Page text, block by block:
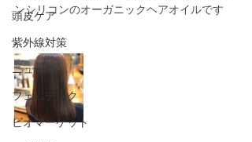
頭皮ケア
紫外線対策
ニュース
フェムテック
ビオマーケット
ンシリコンのオーガニックヘアオイルです﻿